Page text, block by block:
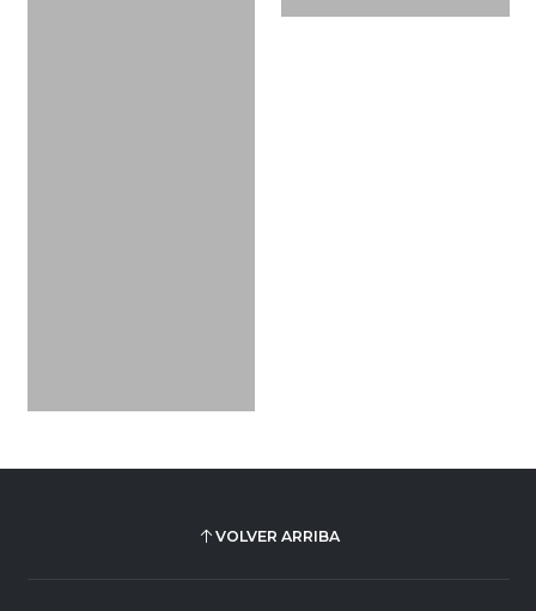
VOLVER ARRIBA